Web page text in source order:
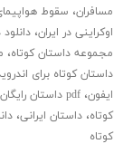
مسافران، سقوط
اوکراینی در ایران،
مجموعه داستان کوتاه،
داستان کوتاه برای
ایفون،pdf داستان رایگان
کوتاه،داستان ایرانی،
کوتاه